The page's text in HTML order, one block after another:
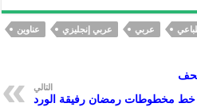
se
n
r
er
es
ar
e
عربي عربي إنجليزي عناوين
التالي
خط مخطوطات رمضان رفيقة الورد